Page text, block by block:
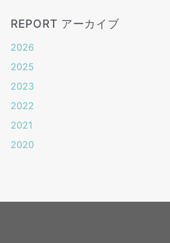
REPORT アーカイブ
2026
2025
2023
2022
2021
2020